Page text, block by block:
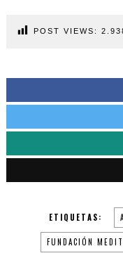
POST VIEWS:
ETIQUETAS:
FUNDACIÓN